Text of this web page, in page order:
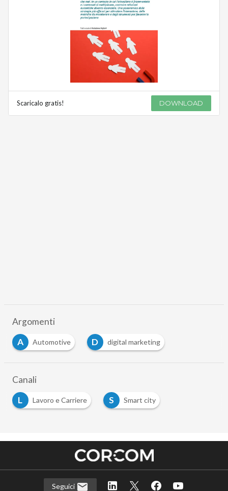
Scaricalo gratis! DOWNLOAD
Argomenti
A
Automotive D
digital marketing
Canali
L
Lavoro e Carriere S
Smart city
Seguici